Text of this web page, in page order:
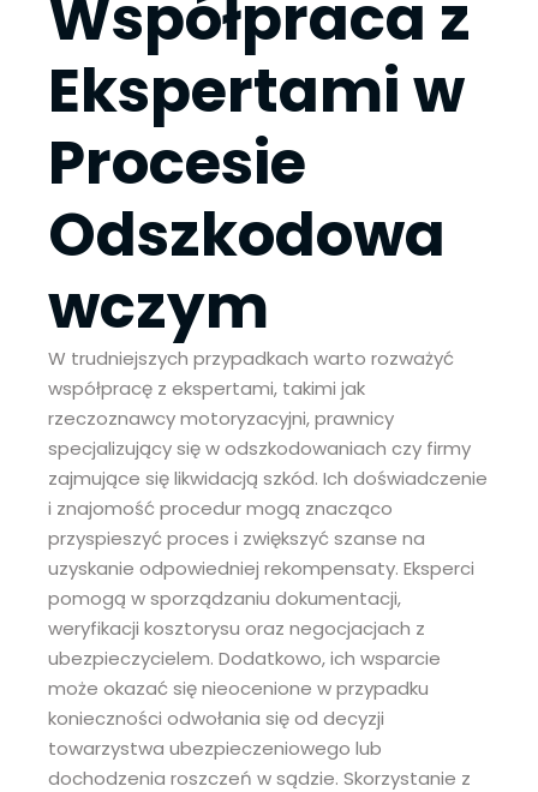
Współpraca z
Ekspertami w
Procesie
Odszkodowa
wczym
W trudniejszych przypadkach warto rozważyć
współpracę z ekspertami, takimi jak
rzeczoznawcy motoryzacyjni, prawnicy
specjalizujący się w odszkodowaniach czy firmy
zajmujące się likwidacją szkód. Ich doświadczenie
i znajomość procedur mogą znacząco
przyspieszyć proces i zwiększyć szanse na
uzyskanie odpowiedniej rekompensaty. Eksperci
pomogą w sporządzaniu dokumentacji,
weryfikacji kosztorysu oraz negocjacjach z
ubezpieczycielem. Dodatkowo, ich wsparcie
może okazać się nieocenione w przypadku
konieczności odwołania się od decyzji
towarzystwa ubezpieczeniowego lub
dochodzenia roszczeń w sądzie. Skorzystanie z